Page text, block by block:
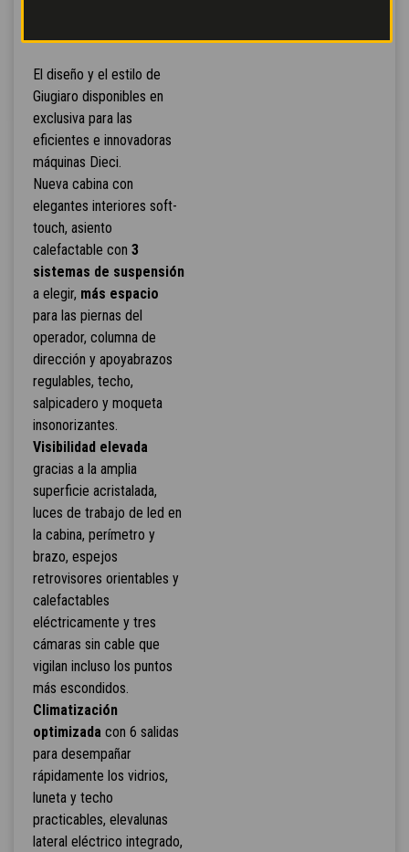
DESIGN
El diseño y el estilo de
Giugiaro disponibles en
exclusiva para las
eficientes e innovadoras
máquinas Dieci.
Nueva cabina con
elegantes interiores soft-
touch, asiento
calefactable con 3
sistemas de suspensión
a elegir, más espacio
para las piernas del
operador, columna de
dirección y apoyabrazos
regulables, techo,
salpicadero y moqueta
insonorizantes.
Visibilidad elevada
gracias a la amplia
superficie acristalada,
luces de trabajo de led en
la cabina, perímetro y
brazo, espejos
retrovisores orientables y
calefactables
eléctricamente y tres
cámaras sin cable que
vigilan incluso los puntos
más escondidos.
Climatización
optimizada con 6 salidas
para desempañar
rápidamente los vidrios,
luneta y techo
practicables, elevalunas
lateral eléctrico integrado,